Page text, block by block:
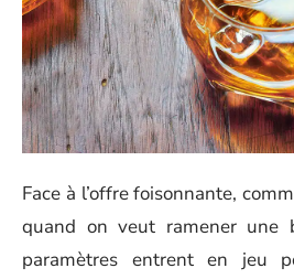
Face à l’offre foisonnante,
quand on veut ramener une
paramètres entrent en jeu